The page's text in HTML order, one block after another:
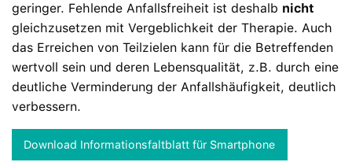
geringer. Fehlende Anfallsfreiheit ist deshalb nicht
gleichzusetzen mit Vergeblichkeit der Therapie. Auch
das Erreichen von Teilzielen kann für die Betreffenden
wertvoll sein und deren Lebensqualität, z.B. durch eine
deutliche Verminderung der Anfallshäufigkeit, deutlich
verbessern.
Download Informationsfaltblatt für Smartphone